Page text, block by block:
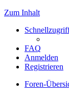
Zum Inhalt
FAQ
Anmelden
Registrieren
Foren-